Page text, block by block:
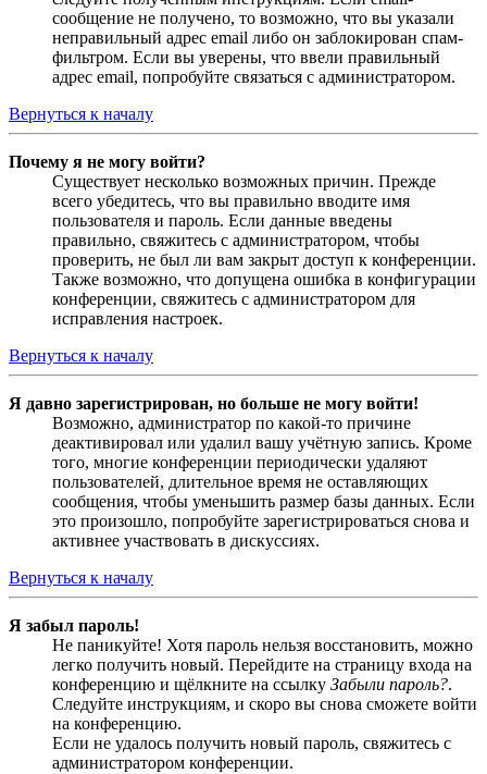
сообщение не получено, то возможно, что вы указали
неправильный адрес email либо он заблокирован спам-
фильтром. Если вы уверены, что ввели правильный
адрес email, попробуйте связаться с администратором.
Вернуться к началу
Почему я не могу войти?
Существует несколько возможных причин. Прежде
всего убедитесь, что вы правильно вводите имя
пользователя и пароль. Если данные введены
правильно, свяжитесь с администратором, чтобы
проверить, не был ли вам закрыт доступ к конференции.
Также возможно, что допущена ошибка в конфигурации
конференции, свяжитесь с администратором для
исправления настроек.
Вернуться к началу
Я давно зарегистрирован, но больше не могу войти!
Возможно, администратор по какой-то причине
деактивировал или удалил вашу учётную запись. Кроме
того, многие конференции периодически удаляют
пользователей, длительное время не оставляющих
сообщения, чтобы уменьшить размер базы данных. Если
это произошло, попробуйте зарегистрироваться снова и
активнее участвовать в дискуссиях.
Вернуться к началу
Я забыл пароль!
Не паникуйте! Хотя пароль нельзя восстановить, можно
легко получить новый. Перейдите на страницу входа на
конференцию и щёлкните на ссылку Забыли пароль?.
Следуйте инструкциям, и скоро вы снова сможете войти
на конференцию.
Если не удалось получить новый пароль, свяжитесь с
администратором конференции.